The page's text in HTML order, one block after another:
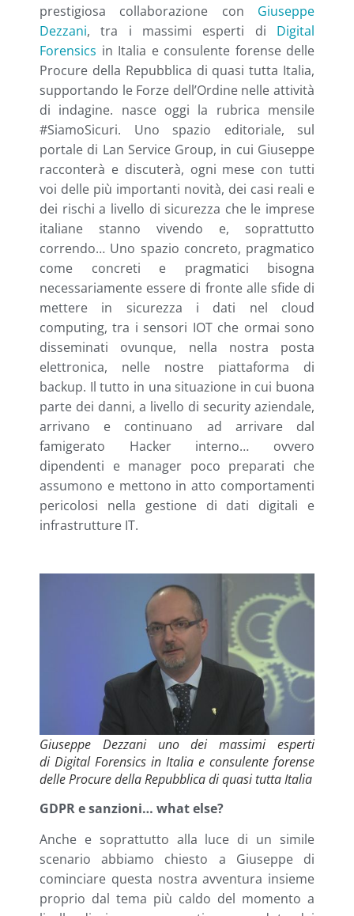
prestigiosa collaborazione con Giuseppe
Dezzani, tra i massimi esperti di Digital
Forensics in Italia e consulente forense delle
Procure della Repubblica di quasi tutta Italia,
supportando le Forze dell’Ordine nelle attività
di indagine. nasce oggi la rubrica mensile
#SiamoSicuri. Uno spazio editoriale, sul
portale di Lan Service Group, in cui Giuseppe
racconterà e discuterà, ogni mese con tutti
voi delle più importanti novità, dei casi reali e
dei rischi a livello di sicurezza che le imprese
italiane stanno vivendo e, soprattutto
correndo… Uno spazio concreto, pragmatico
come concreti e pragmatici bisogna
necessariamente essere di fronte alle sfide di
mettere in sicurezza i dati nel cloud
computing, tra i sensori IOT che ormai sono
disseminati ovunque, nella nostra posta
elettronica, nelle nostre piattaforma di
backup. Il tutto in una situazione in cui buona
parte dei danni, a livello di security aziendale,
arrivano e continuano ad arrivare dal
famigerato Hacker interno… ovvero
dipendenti e manager poco preparati che
assumono e mettono in atto comportamenti
pericolosi nella gestione di dati digitali e
infrastrutture IT.
Giuseppe Dezzani uno dei massimi esperti
di Digital Forensics in Italia e consulente forense
delle Procure della Repubblica di quasi tutta Italia
GDPR e sanzioni… what else?
Anche e soprattutto alla luce di un simile
scenario abbiamo chiesto a Giuseppe di
cominciare questa nostra avventura insieme
proprio dal tema più caldo del momento a